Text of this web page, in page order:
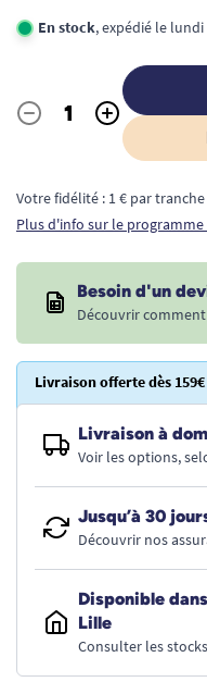
En stock, expédié le
Quantité
- +
Votre fidélité : 1 € par
Plus d'info sur le
Besoin d'un
Découvrir
Livraison offerte dès
Livraison à
Voir les options,
Jusqu’à 30
Découvrir nos
Disponible
Lille
Consulter les